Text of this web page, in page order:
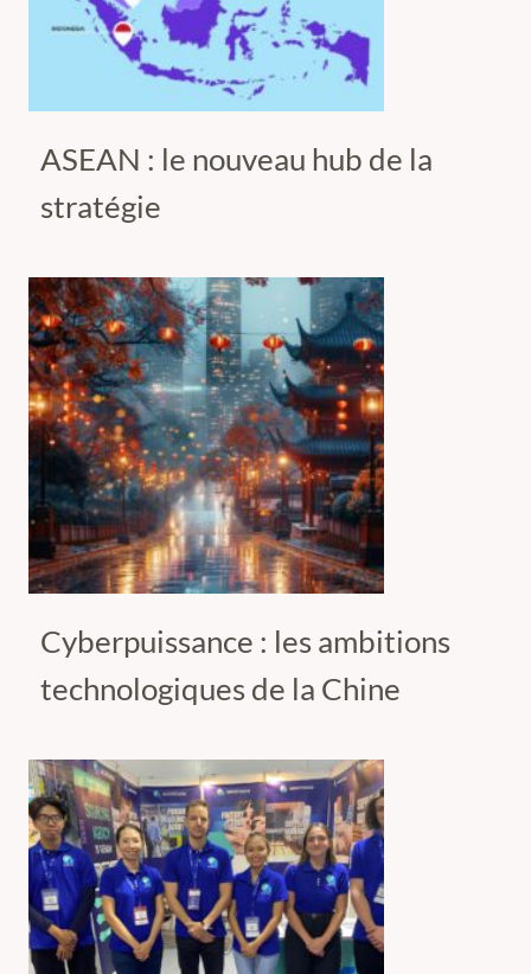
ASEAN : le nouveau hub de la
stratégie
Cyberpuissance : les ambitions
technologiques de la Chine